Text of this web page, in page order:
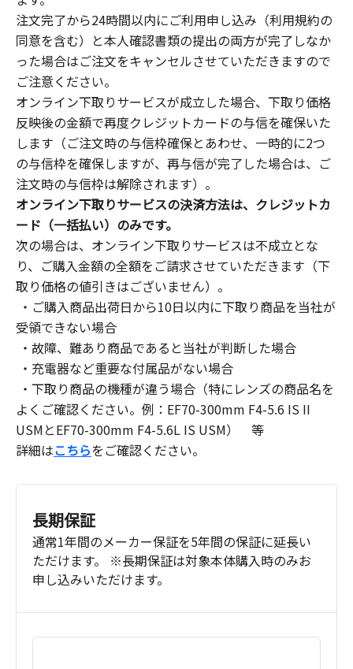
注文完了から24時間以内にご利用申し込み（利用規約の
同意を含む）と本人確認書類の提出の両方が完了しなか
った場合はご注文をキャンセルさせていただきますので
ご注意ください。
オンライン下取りサービスが成立した場合、下取り価格
反映後の金額で再度クレジットカードの与信を確保いた
します（ご注文時の与信枠確保とあわせ、一時的に2つ
の与信枠を確保しますが、再与信が完了した場合は、ご
注文時の与信枠は解除されます）。
オンライン下取りサービスの決済方法は、クレジットカ
ード（一括払い）のみです。
次の場合は、オンライン下取りサービスは不成立とな
り、ご購入金額の全額をご請求させていただきます（下
取り価格の値引きはございません）。
・ご購入商品出荷日から10日以内に下取り商品を当社が
受領できない場合
・故障、難あり商品であると当社が判断した場合
・充電器など重要な付属品がない場合
・下取り商品の機種が違う場合（特にレンズの商品名を
よくご確認ください。例：EF70-300mm F4-5.6 IS II
USMとEF70-300mm F4-5.6L IS USM） 等
詳細はこちらをご確認ください。
長期保証
通常1年間のメーカー保証を5年間の保証に延長い
ただけます。 ※長期保証は対象本体購入時のみお
申し込みいただけます。